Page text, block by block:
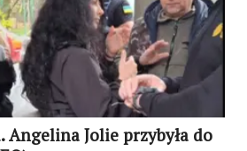
Angelina Jolie przybyła do